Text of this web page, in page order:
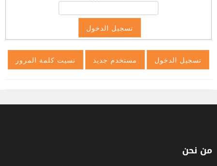
من نحن